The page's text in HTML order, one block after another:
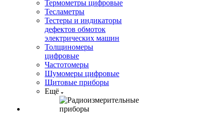
Термометры цифровые
Тесламетры
Тестеры и индикаторы
дефектов обмоток
электрических машин
Толщиномеры
цифровые
Частотомеры
Шумомеры цифровые
Щитовые приборы
Ещё